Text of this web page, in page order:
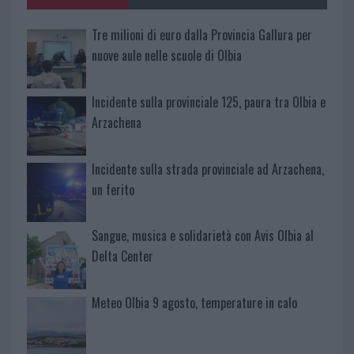
Tre milioni di euro dalla Provincia Gallura per
nuove aule nelle scuole di Olbia
Incidente sulla provinciale 125, paura tra Olbia e
Arzachena
Incidente sulla strada provinciale ad Arzachena,
un ferito
Sangue, musica e solidarietà con Avis Olbia al
Delta Center
Meteo Olbia 9 agosto, temperature in calo